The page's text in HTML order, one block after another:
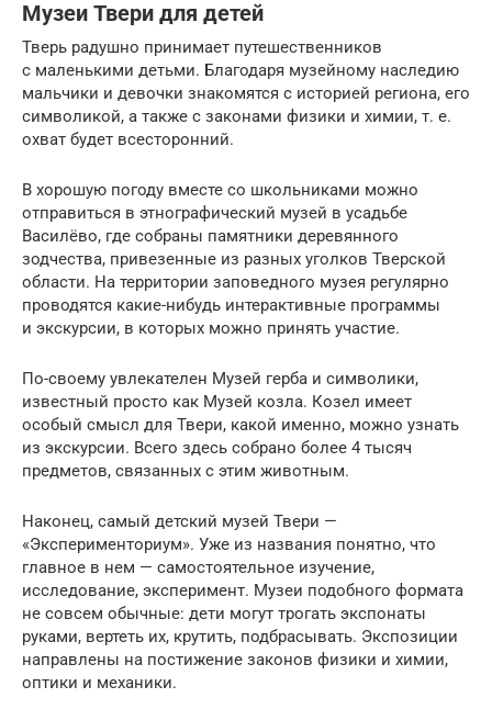
Музеи Твери для детей
Тверь радушно принимает путешественников
с маленькими детьми. Благодаря музейному наследию
мальчики и девочки знакомятся с историей региона, его
символикой, а также с законами физики и химии, т. е.
охват будет всесторонний.
В хорошую погоду вместе со школьниками можно
отправиться в этнографический музей в усадьбе
Василёво, где собраны памятники деревянного
зодчества, привезенные из разных уголков Тверской
области. На территории заповедного музея регулярно
проводятся какие-нибудь интерактивные программы
и экскурсии, в которых можно принять участие.
По-своему увлекателен Музей герба и символики,
известный просто как Музей козла. Козел имеет
особый смысл для Твери, какой именно, можно узнать
из экскурсии. Всего здесь собрано более 4 тысяч
предметов, связанных с этим животным.
Наконец, самый детский музей Твери —
«Эксперименториум». Уже из названия понятно, что
главное в нем — самостоятельное изучение,
исследование, эксперимент. Музеи подобного формата
не совсем обычные: дети могут трогать экспонаты
руками, вертеть их, крутить, подбрасывать. Экспозиции
направлены на постижение законов физики и химии,
оптики и механики.